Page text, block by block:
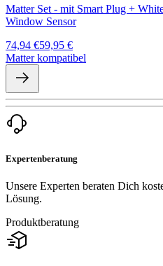
Matter Set - mit Smart Plug +
Window Sensor
74,94 €59,95 €
Matter kompatibel
Expertenberatung
Unsere Experten beraten Dich
Lösung.
Produktberatung